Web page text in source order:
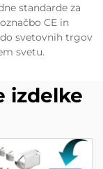
standarde za
CE in
svetovnih trgov
svetu.
izdelke